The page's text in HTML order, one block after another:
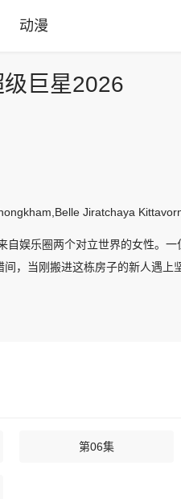
动漫
巨星2026
Jiratchaya
自娱乐圈两个对立世界的女性。
间，当刚搬进这栋房子的新人遇上
第06集